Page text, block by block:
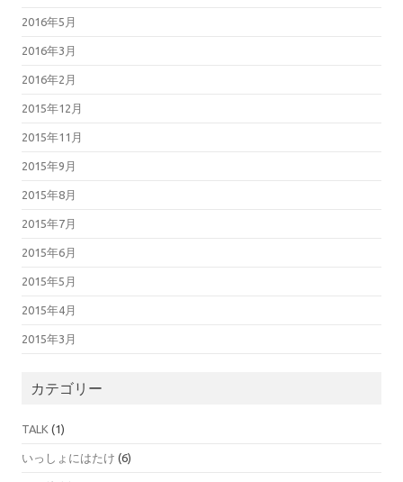
2016年5月
2016年3月
2016年2月
2015年12月
2015年11月
2015年9月
2015年8月
2015年7月
2015年6月
2015年5月
2015年4月
2015年3月
カテゴリー
TALK (1)
いっしょにはたけ (6)